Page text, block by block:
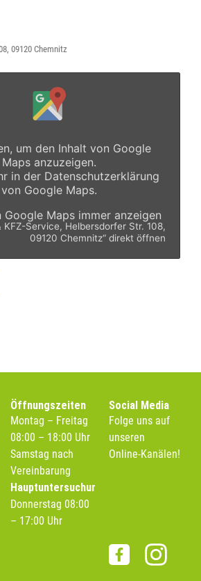
09120 Chemnitz
um den Inhalt von Google
Maps anzuzeigen.
in der Datenschutzerklärung
von Google Maps.
Google Maps immer anzeigen
KFZ-Service, Helbersdorfer Str. 108,
09120 Chemnitz“ direkt öffnen
Öffnungszeiten
Montag – Freitag
08:00 – 18:00 Uhr
Samstag nach
Vereinbarung
Hauptuntersuchung
Donnerstag 08:00
– 17:00 Uhr
Social Media
Folge uns auf
unseren
Online-Kanälen!